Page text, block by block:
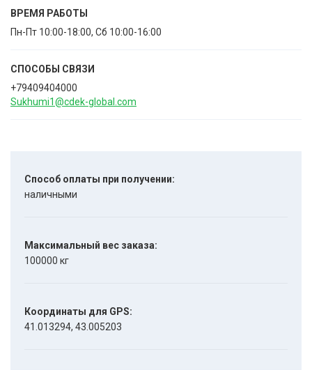
ВРЕМЯ РАБОТЫ
Пн-Пт 10:00-18:00, Сб 10:00-16:00
СПОСОБЫ CВЯЗИ
+79409404000
Sukhumi1@cdek-global.com
Способ оплаты при получении:
наличными
Максимальный вес заказа:
100000 кг
Координаты для GPS:
41.013294, 43.005203